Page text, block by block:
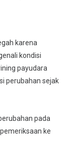
karena
kondisi
payudara
perubahan sejak
pada
ke